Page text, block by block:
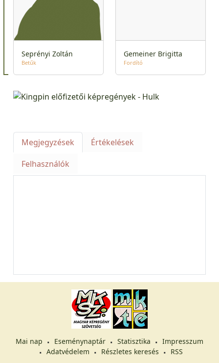
Seprényi Zoltán
Betűk
Gemeiner Brigitta
Fordító
Megjegyzések
Értékelések
Felhasználók
Mai nap Eseménynaptár Statisztika
Impresszum
Adatvédelem
Részletes keresés RSS